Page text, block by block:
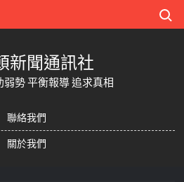
新聞通訊社
弱勢 平衡報導 追求真相
聯絡我們
關於我們